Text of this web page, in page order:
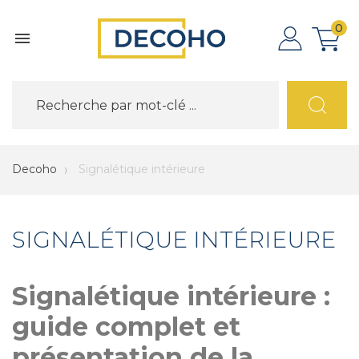

0
Decoho Signalétique intérieure
SIGNALÉTIQUE INTÉRIEURE
Signalétique intérieure :
guide complet et